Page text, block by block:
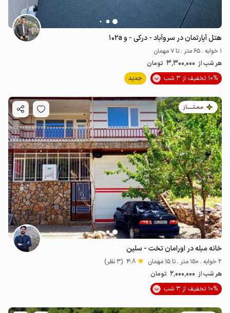
هتل آپارتمان در سروآباد - درکی - و ۱۰۲a
1 خوابه . 65 متر . تا 7 مهمان
هر شب از 3٬300٬000 تومان
10% تخفیف از 3 شب
جدید
مـمـتــــــاز
خانه مبله در اورامان تخت - سلین
2 خوابه . 150 متر . تا 15 مهمان 4.8 (3 نظر)
هر شب از 2٬000٬000 تومان
10% تخفیف از 3 شب